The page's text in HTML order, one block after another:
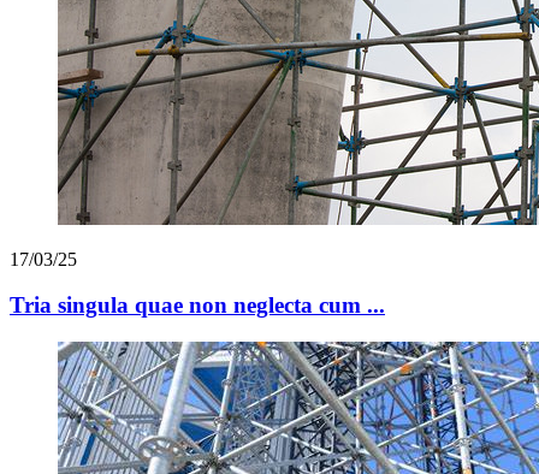
17/03/25
Tria singula quae non neglecta cum ...